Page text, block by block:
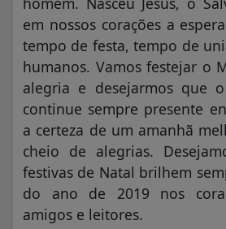
em nossos corações a
tempo de festa, tempo de
humanos. Vamos festejar o
alegria e desejarmos que
continue sempre presente
a certeza de um amanhã
cheio de alegrias.
festivas de Natal brilhem
do ano de 2019 nos
amigos e leitores.